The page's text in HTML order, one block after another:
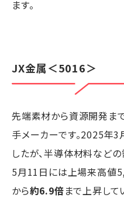
ます。
JX金属＜5016＞
先端素材から資源開発ま
手メーカーです。2025年
したが、半導体材料など
5月11日には上場来高値
から約6.9倍まで上昇して